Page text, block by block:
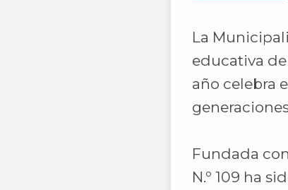
La
educativa de
año celebra
Fundada
N.º 109 ha